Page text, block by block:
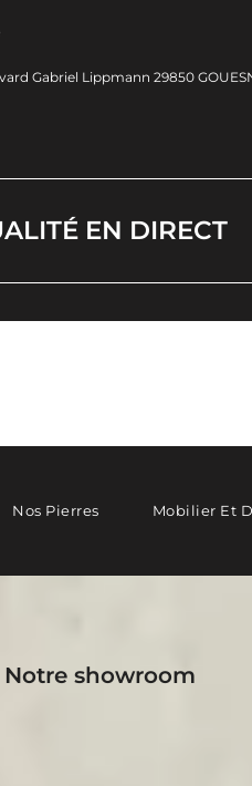
Gabriel Lippmann 29850
EN DIRECT
Nos Pierres Mobilier Et
Notre showroom